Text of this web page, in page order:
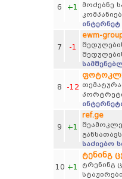
6 +1
მოძებნე
7 -1
ewm-
8 -12
9 +1
ref.ge
საძიებო
10 +1
ტენინგ
ტრენინგ